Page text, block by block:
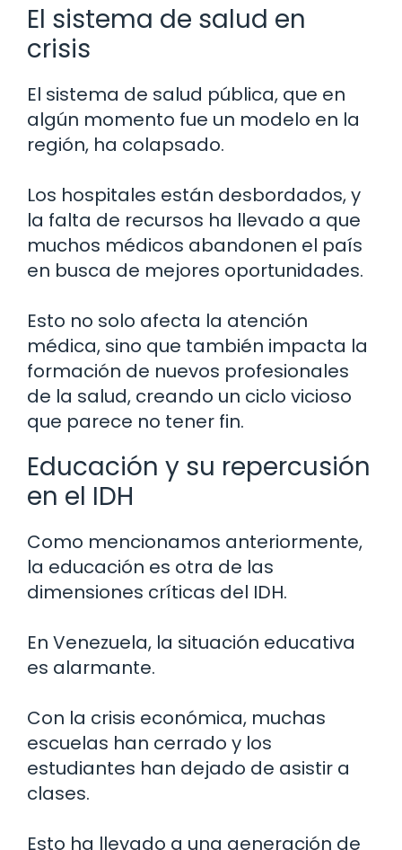
El sistema de salud en
crisis
El sistema de salud pública, que en
algún momento fue un modelo en la
región, ha colapsado.
Los hospitales están desbordados, y
la falta de recursos ha llevado a que
muchos médicos abandonen el país
en busca de mejores oportunidades.
Esto no solo afecta la atención
médica, sino que también impacta la
formación de nuevos profesionales
de la salud, creando un ciclo vicioso
que parece no tener fin.
Educación y su repercusión
en el IDH
Como mencionamos anteriormente,
la educación es otra de las
dimensiones críticas del IDH.
En Venezuela, la situación educativa
es alarmante.
Con la crisis económica, muchas
escuelas han cerrado y los
estudiantes han dejado de asistir a
clases.
Esto ha llevado a una generación de